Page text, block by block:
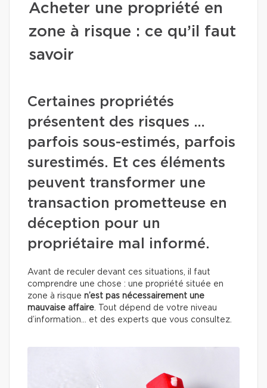
Acheter une propriété en
zone à risque : ce qu’il faut
savoir
Certaines propriétés
présentent des risques …
parfois sous-estimés, parfois
surestimés. Et ces éléments
peuvent transformer une
transaction prometteuse en
déception pour un
propriétaire mal informé.
Avant de reculer devant ces situations, il faut
comprendre une chose : une propriété située en
zone à risque n’est pas nécessairement une
mauvaise affaire. Tout dépend de votre niveau
d’information… et des experts que vous consultez.